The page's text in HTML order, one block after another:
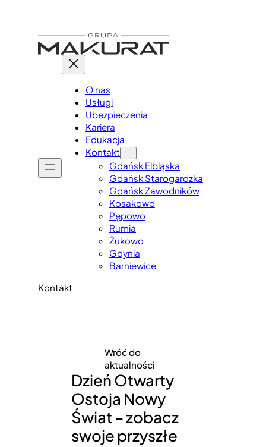
O nas
Usługi
Ubezpieczenia
Kariera
Edukacja
Kontakt
Gdańsk Elbląska
Gdańsk Starogardzka
Gdańsk Zawodników
Kosakowo
Pępowo
Rumia
Żukowo
Gdynia
Barniewice
Kontakt
Wróć do
aktualności
Dzień Otwarty
Ostoja Nowy
Świat – zobacz
swoje przyszłe